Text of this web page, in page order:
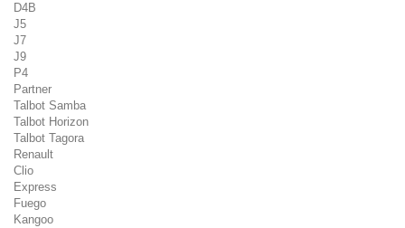
D4B
J5
J7
J9
P4
Partner
Talbot Samba
Talbot Horizon
Talbot Tagora
Renault
Clio
Express
Fuego
Kangoo